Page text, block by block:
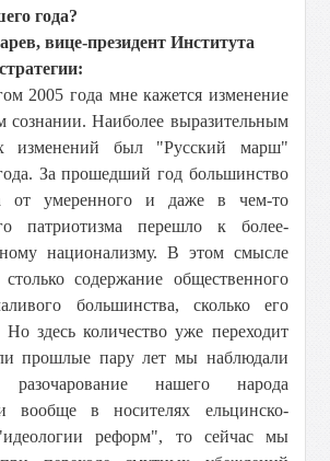
года?
вице-президент Института
2005 года мне кажется изменение
сознании. Наиболее выразительным
изменений был "Русский марш"
За прошедший год большинство
от умеренного и даже в чем-то
патриотизма перешло к более-
национализму. В этом смысле
содержание общественного
большинства, сколько его
Но здесь количество уже переходит
прошлые пару лет мы наблюдали
разочарование нашего народа
вообще в носителях ельцинско-
реформ", то сейчас мы